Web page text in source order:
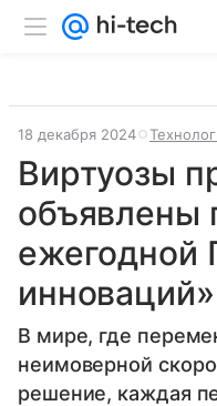
18 декабря 2024
Виртуозы
объявлены
ежегодной
инноваций»
В мире, где
неимоверной
решение, каждая